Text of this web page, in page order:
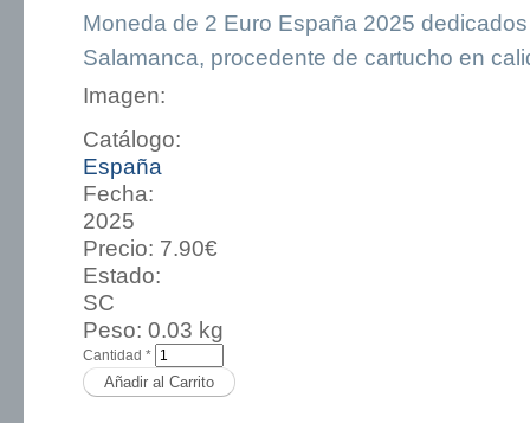
Moneda de 2 Euro España 2025
Salamanca, procedente de cartucho en
Imagen:
Catálogo:
España
Fecha:
2025
Precio: 7.90€
Estado:
SC
Peso: 0.03 kg
Cantidad *